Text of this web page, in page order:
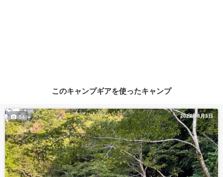
このキャンプギアを使ったキャンプ
2022年8月3日
54